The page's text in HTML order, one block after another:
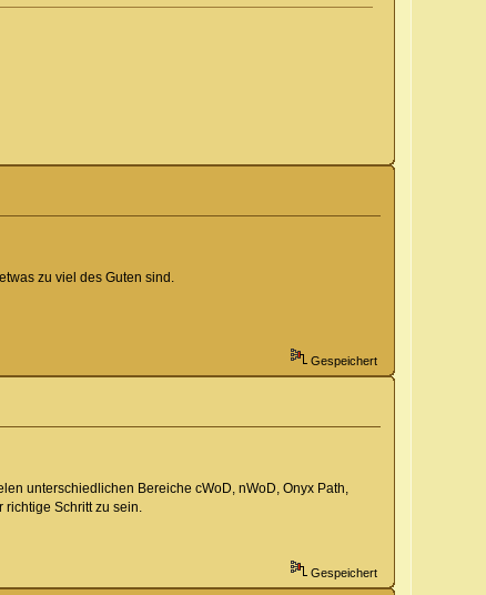
zu viel des Guten sind.
Gespeichert
unterschiedlichen Bereiche cWoD, nWoD, Onyx Path,
Schritt zu sein.
Gespeichert